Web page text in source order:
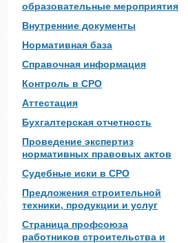
образовательные мероприятия
Внутренние документы
Нормативная база
Справочная информация
Контроль в СРО
Аттестация
Бухгалтерская отчетность
Проведение экспертиз
нормативных правовых актов
Судебные иски в СРО
Предложения строительной
техники, продукции и услуг
Страница профсоюза
работников строительства и